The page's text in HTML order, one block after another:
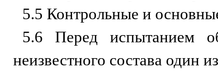
5.5 Контрольные и
5.6 Перед испытанием
неизвестного состава один